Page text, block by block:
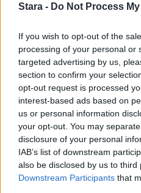
Stara - Do Not Process
If you wish to opt-out of the
processing of your personal or
targeted advertising by us,
section to confirm your
opt-out request is processed
interest-based ads based on
us or personal information
your opt-out. You may
disclosure of your personal
IAB’s list of downstream
also be disclosed by us to third
Downstream Participants that
Kela muistuttaa
ikärajasta
2
MATKAILU